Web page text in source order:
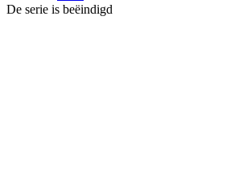
De serie is beëindigd